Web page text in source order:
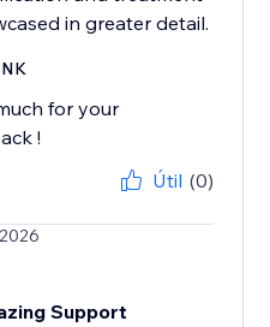
in greater detail.
for your
!
Útil (0)
Support